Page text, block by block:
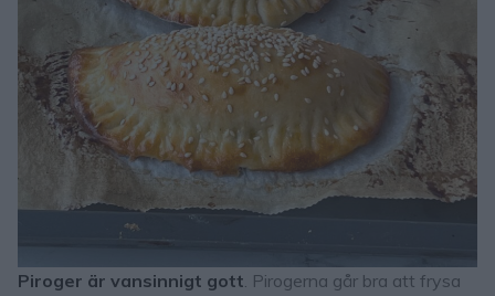
Piroger är vansinnigt gott. Pirogerna går bra att frysa